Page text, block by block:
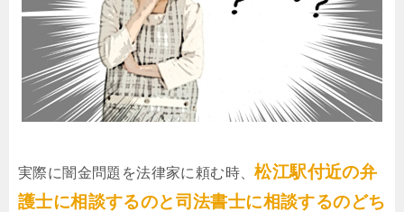
実際に闇金問題を法律家に頼む時、松江駅付近の弁
護士に相談するのと司法書士に相談するのどち